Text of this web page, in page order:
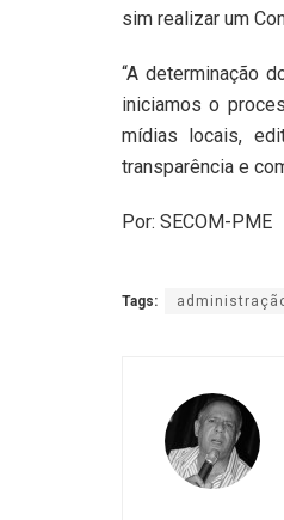
sim realizar um
“A determinação
iniciamos o
mídias locais,
transparência e
Por: SECOM-PME
Tags: